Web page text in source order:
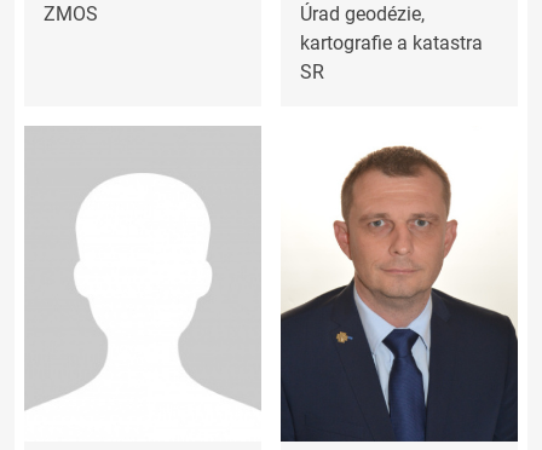
ZMOS
Úrad geodézie,
kartografie a katastra
SR